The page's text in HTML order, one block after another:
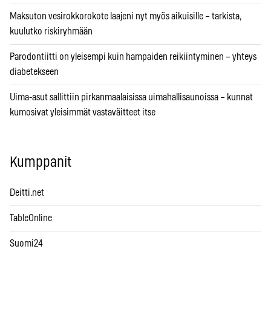
Maksuton vesirokkorokote laajeni nyt myös aikuisille – tarkista,
kuulutko riskiryhmään
Parodontiitti on yleisempi kuin hampaiden reikiintyminen – yhteys
diabetekseen
Uima-asut sallittiin pirkanmaalaisissa uimahallisaunoissa – kunnat
kumosivat yleisimmät vastaväitteet itse
Kumppanit
Deitti.net
TableOnline
Suomi24